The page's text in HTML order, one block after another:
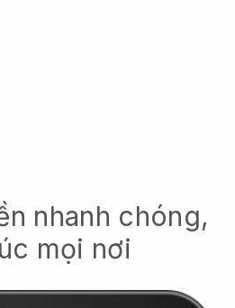
nhanh chóng,
mọi nơi